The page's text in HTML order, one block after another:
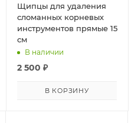
Щипцы для удаления
сломанных корневых
инструментов прямые 15
см
В наличии
2 500 ₽
В КОРЗИНУ